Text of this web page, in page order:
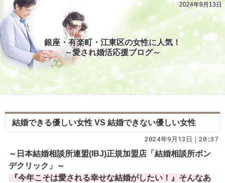
2024年9月13日
銀座・有楽町・江東区の女性に人気！
～愛され婚活応援ブログ～
結婚できる優しい女性 VS 結婚できない優しい女性
2024年9月13日｜20:37
～日本結婚相談所連盟(IBJ)正規加盟店「結婚相談所ボン
デクリック」～
『今年こそは愛される幸せな結婚がしたい！』そんなあ